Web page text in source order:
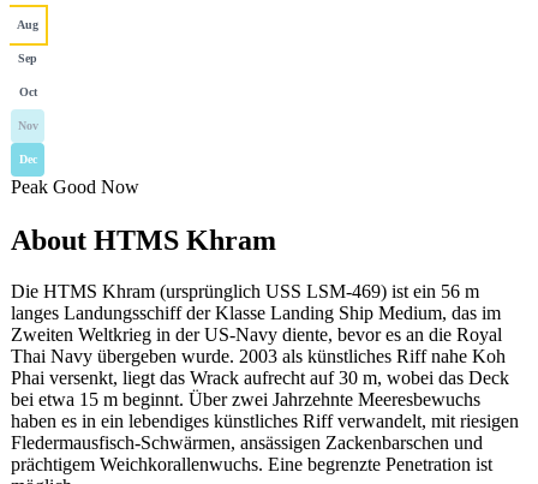
Aug
Sep
Oct
Nov
Dec
Peak Good Now
About HTMS Khram
Die HTMS Khram (ursprünglich USS LSM-469) ist ein 56 m
langes Landungsschiff der Klasse Landing Ship Medium, das im
Zweiten Weltkrieg in der US-Navy diente, bevor es an die Royal
Thai Navy übergeben wurde. 2003 als künstliches Riff nahe Koh
Phai versenkt, liegt das Wrack aufrecht auf 30 m, wobei das Deck
bei etwa 15 m beginnt. Über zwei Jahrzehnte Meeresbewuchs
haben es in ein lebendiges künstliches Riff verwandelt, mit riesigen
Fledermausfisch-Schwärmen, ansässigen Zackenbarschen und
prächtigem Weichkorallenwuchs. Eine begrenzte Penetration ist